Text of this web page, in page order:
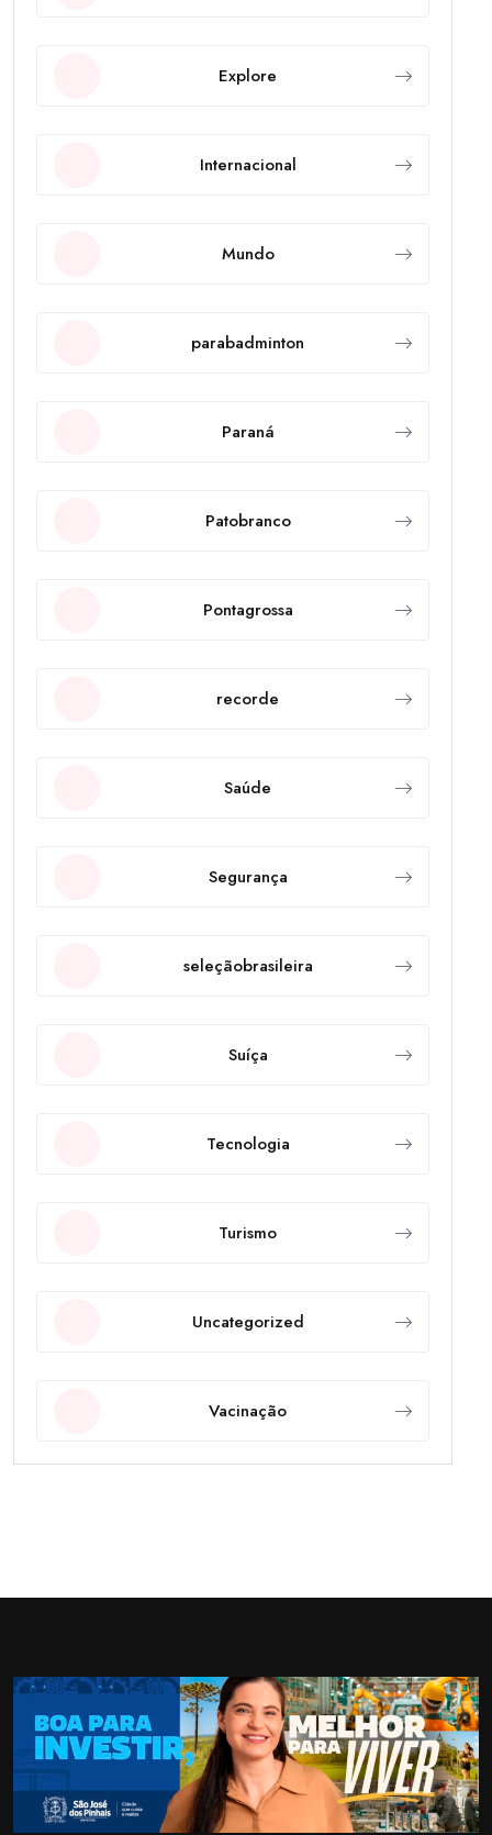
Explore
Internacional
Mundo
parabadminton
Paraná
Patobranco
Pontagrossa
recorde
Saúde
Segurança
seleçãobrasileira
Suíça
Tecnologia
Turismo
Uncategorized
Vacinação